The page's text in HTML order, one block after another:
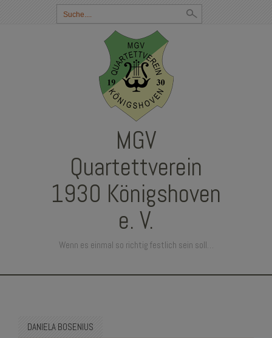
Suchbegriff
eingeben:
MGV
Quartettverein
1930 Königshoven
e. V.
Wenn es einmal so richtig festlich sein soll…
DANIELA BOSENIUS